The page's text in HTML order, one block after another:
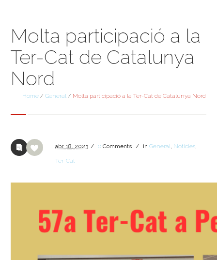
Molta participació a la
Ter-Cat de Catalunya
Nord
Home /General / Molta participació a la Ter-Cat de Catalunya Nord
abr.18, 2023 / 0 Comments / inGeneral, Notícies,
Ter-Cat